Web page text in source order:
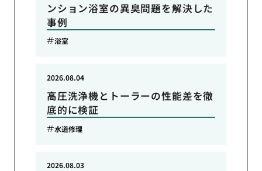
ンション浴室の異臭問題を解決した
事例
浴室
高圧洗浄機とトーラーの性能差を徹
底的に検証
2026.08.04
水道修理
2026.08.03